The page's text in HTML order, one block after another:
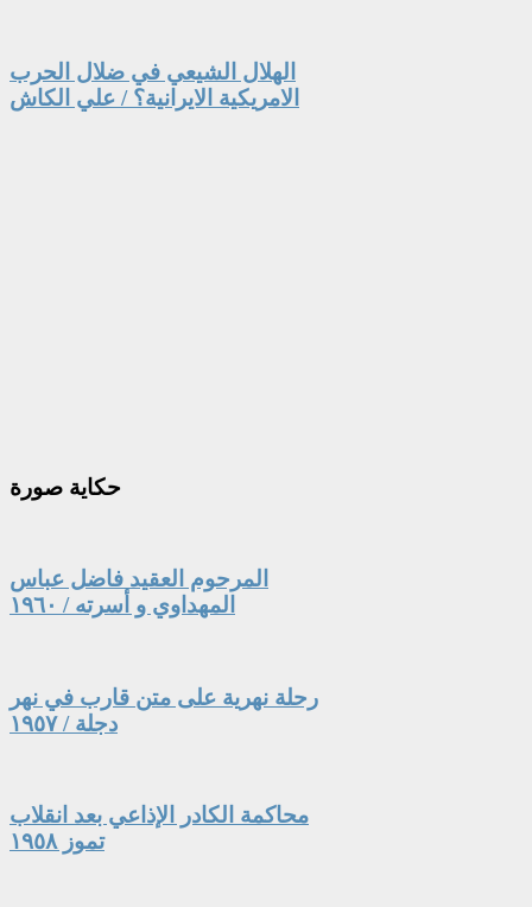
الهلال الشيعي في ضلال الحرب
الامريكية الايرانية؟ / علي الكاش
حكاية صورة
المرحوم العقيد فاضل عباس
المهداوي و أسرته / ١٩٦٠
رحلة نهرية على متن قارب في نهر
دجلة / ١٩٥٧
محاكمة الكادر الإذاعي بعد انقلاب
تموز ١٩٥٨